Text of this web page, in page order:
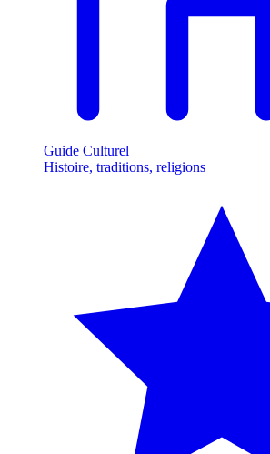
Guide Culturel
Histoire, traditions, religions